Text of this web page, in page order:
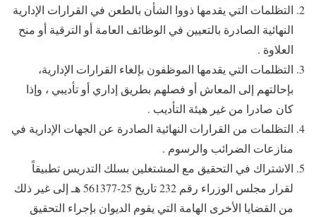
التظلمات التي يقدمها ذووا الشأن بالطعن في القرارات الإدارية
النهائية الصادرة بالتعيين في الوظائف العامة أو الترقية أو منح
العلاوة .
التظلمات التي يقدمها الموظفون بإلغاء القرارات الإدارية،
بإحالتهم إلى المعاش أو فصلهم بطريق إداري أو تأديبي ، وإذا
كان صادرا من غير هيئة التأديب .
التظلمات من القرارات النهائية الصادرة عن الجهات الإدارية في
منازعات الضرائب والرسوم .
الاشتراك في التحقيق مع المشتغلين بسلك التدريس تطبيقاً
لقرار مجلس الوزراء رقم 232 تاريخ 25-561377 هـ إلى غير ذلك
من القضايا الأخرى الهامة التي يقوم الديوان بإجراء التحقيق